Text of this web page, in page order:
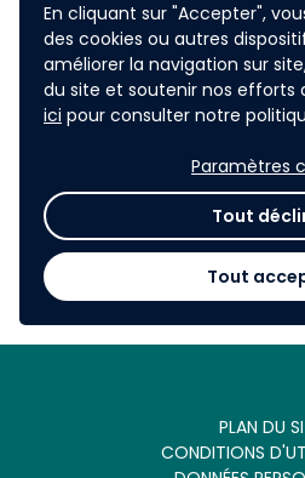
En cliquant sur "Accepter",
des cookies ou autres
améliorer la navigation sur
du site et soutenir nos efforts
ici pour consulter notre
Paramètres
Tout
Tout
d'usage - Réemploi
Volet 5. Déchèteries
professionnelles
Volet 6. Lutte contre
alimentaire
PLAN DU
CONDITIONS